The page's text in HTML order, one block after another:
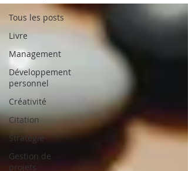
Tous les posts
Livre
Management
Développement
personnel
Créativité
Citation
Stratégie
Gestion de
projets